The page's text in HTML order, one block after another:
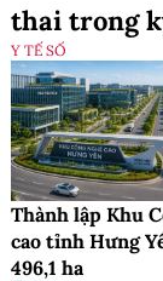
thai trong
Y TẾ SỐ
Thành lập Khu
cao tỉnh Hưng
496,1 ha